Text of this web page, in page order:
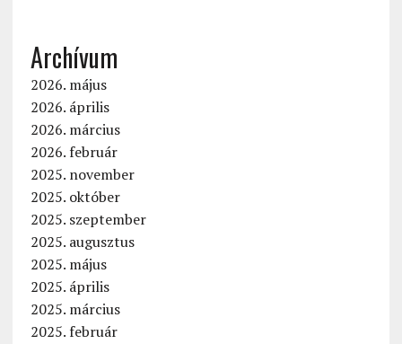
Archívum
2026. május
2026. április
2026. március
2026. február
2025. november
2025. október
2025. szeptember
2025. augusztus
2025. május
2025. április
2025. március
2025. február